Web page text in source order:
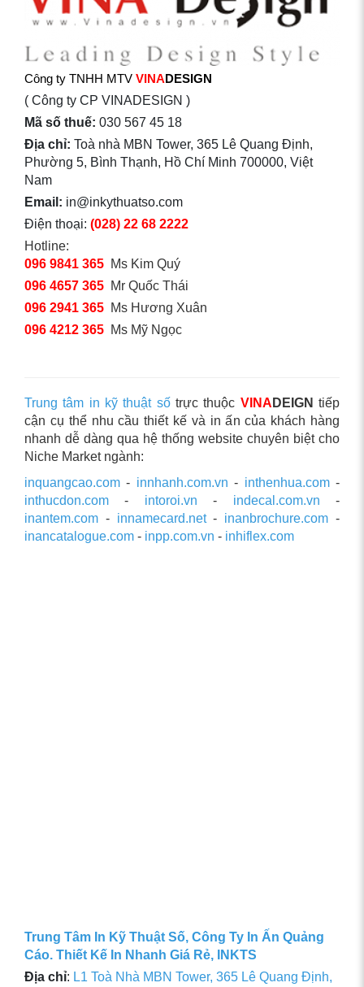
Công ty TNHH MTV VINADESIGN
( Công ty CP VINADESIGN )
Mã số thuế: 030 567 45 18
Địa chỉ: Toà nhà MBN Tower, 365 Lê Quang Định,
Phường 5, Bình Thạnh, Hồ Chí Minh 700000, Việt
Nam
Email: in@inkythuatso.com
Điện thoại: (028) 22 68 2222
Hotline:
096 9841 365 Ms Kim Quý
096 4657 365 Mr Quốc Thái
096 2941 365 Ms Hương Xuân
096 4212 365 Ms Mỹ Ngọc
Trung tâm in kỹ thuật sốtrực thuộc VINA DEIGN tiếp
cận cụ thể nhu cầu thiết kế và in ấn của khách hàng
nhanh dễ dàng qua hệ thống website chuyên biệt cho
Niche Market ngành:
inquangcao.com - innhanh.com.vn - inthenhua.com-
inthucdon.com - intoroi.vn - indecal.com.vn -
inantem.com - innamecard.net- inanbrochure.com -
inancatalogue.com - inpp.com.vn - inhiflex.com
Trung Tâm In Kỹ Thuật Số, Công Ty In Ấn Quảng
Cáo. Thiết Kế In Nhanh Giá Rẻ, INKTS
Địa chỉ: L1 Toà Nhà MBN Tower, 365 Lê Quang Định,